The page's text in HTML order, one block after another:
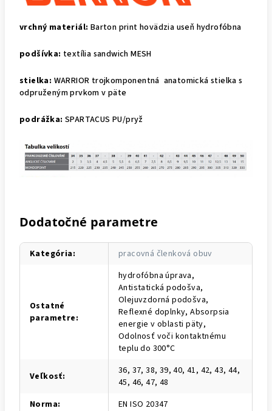
vrchný materiál: Barton print hovädzia useň hydrofóbna
podšívka: textília sandwich MESH
stielka: WARRIOR trojkomponentná anatomická stielka s
odpruženým prvkom v päte
podrážka: SPARTACUS PU/pryž
Dodatočné parametre
Kategória: pracovná členková obuv
Ostatné
parametre:
hydrofóbna úprava,
Antistatická podošva,
Olejuvzdorná podošva,
Reflexné doplnky, Absorpsia
energie v oblasti päty,
Odolnosť voči kontaktnému
teplu do 300°C
Veľkosť:
36, 37, 38, 39, 40, 41, 42, 43, 44,
45, 46, 47, 48
Norma:
EN ISO 20347